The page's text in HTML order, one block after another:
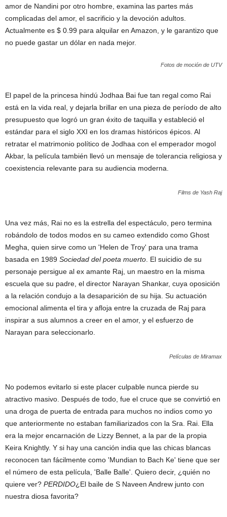
amor de Nandini por otro hombre, examina las partes más
complicadas del amor, el sacrificio y la devoción adultos.
Actualmente es $ 0.99 para alquilar en Amazon, y le garantizo que
no puede gastar un dólar en nada mejor.
Fotos de moción de UTV
El papel de la princesa hindú Jodhaa Bai fue tan regal como Rai
está en la vida real, y dejarla brillar en una pieza de período de alto
presupuesto que logró un gran éxito de taquilla y estableció el
estándar para el siglo XXI en los dramas históricos épicos. Al
retratar el matrimonio político de Jodhaa con el emperador mogol
Akbar, la película también llevó un mensaje de tolerancia religiosa y
coexistencia relevante para su audiencia moderna.
Films de Yash Raj
Una vez más, Rai no es la estrella del espectáculo, pero termina
robándolo de todos modos en su cameo extendido como Ghost
Megha, quien sirve como un 'Helen de Troy' para una trama
basada en 1989 Sociedad del poeta muerto . El suicidio de su
personaje persigue al ex amante Raj, un maestro en la misma
escuela que su padre, el director Narayan Shankar, cuya oposición
a la relación condujo a la desaparición de su hija. Su actuación
emocional alimenta el tira y afloja entre la cruzada de Raj para
inspirar a sus alumnos a creer en el amor, y el esfuerzo de
Narayan para seleccionarlo.
Películas de Miramax
No podemos evitarlo si este placer culpable nunca pierde su
atractivo masivo. Después de todo, fue el cruce que se convirtió en
una droga de puerta de entrada para muchos no indios como yo
que anteriormente no estaban familiarizados con la Sra. Rai. Ella
era la mejor encarnación de Lizzy Bennet, a la par de la propia
Keira Knightly. Y si hay una canción india que las chicas blancas
reconocen tan fácilmente como 'Mundian to Bach Ke' tiene que ser
el número de esta película, 'Balle Balle'. Quiero decir, ¿quién no
quiere ver? PERDIDO¿El baile de S Naveen Andrew junto con
nuestra diosa favorita?